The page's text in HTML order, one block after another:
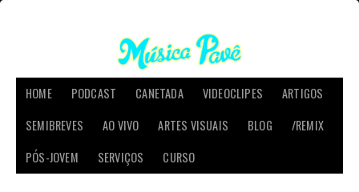
HOME PODCAST CANETADA VIDEOCLIPES
ARTIGOS
SEMIBREVES
AO VIVO ARTES VISUAIS BLOG
/REMIX
PÓS-JOVEM
SERVIÇOS CURSO